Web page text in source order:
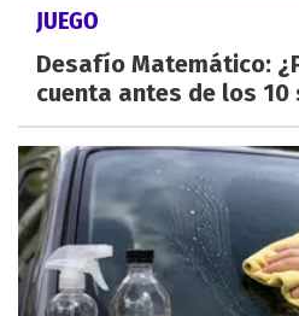
JUEGO
Desafío Matemático:
cuenta antes de los 10